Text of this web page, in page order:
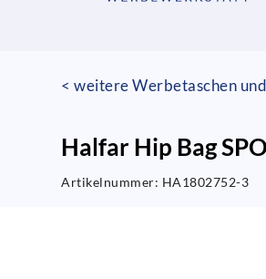
< weitere Werbetaschen
Halfar Hip Bag
Artikelnummer: HA1802752-3